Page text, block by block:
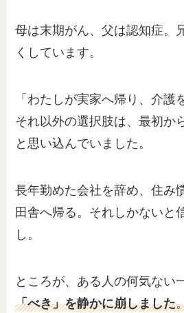
母は末期がん、父は認知症。
くしています。
「わたしが実家へ帰り、介護
それ以外の選択肢は、最初か
と思い込んでいました。
長年勤めた会社を辞め、住み
田舎へ帰る。それしかないと
し。
ところが、ある人の何気ない
「べき」を静かに崩しました